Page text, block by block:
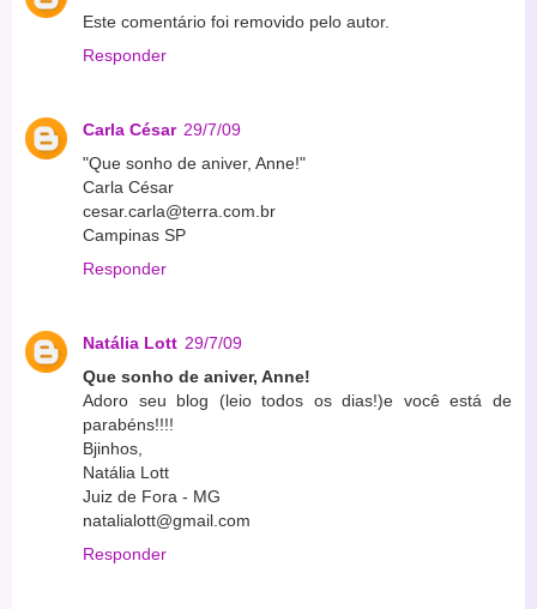
Este comentário foi removido pelo autor.
Responder
Carla César 29/7/09
"Que sonho de aniver, Anne!"
Carla César
cesar.carla@terra.com.br
Campinas SP
Responder
Natália Lott 29/7/09
Que sonho de aniver, Anne!
Adoro seu blog (leio todos os dias!)e você está de
parabéns!!!!
Bjinhos,
Natália Lott
Juiz de Fora - MG
natalialott@gmail.com
Responder